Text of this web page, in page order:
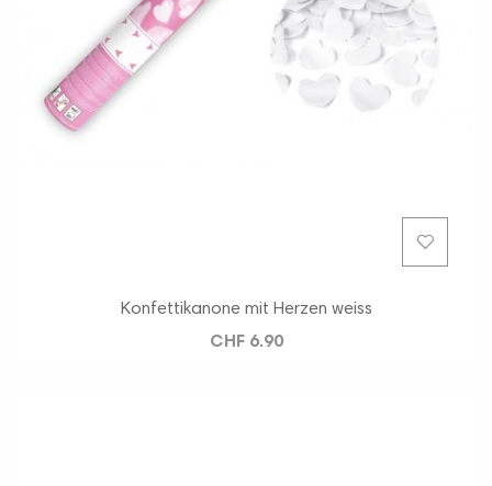
Konfettikanone mit Herzen weiss
CHF 6.90